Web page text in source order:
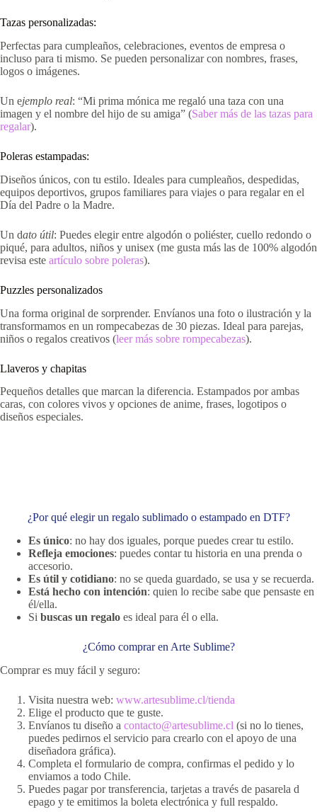
Tazas personalizadas:
Perfectas para cumpleaños, celebraciones, eventos de empresa o
incluso para ti mismo. Se pueden personalizar con nombres, frases,
logos o imágenes.
Un ejemplo real: “Mi prima mónica me regaló una taza con una
imagen y el nombre del hijo de su amiga” (Saber más de las tazas para
regalar).
Poleras estampadas:
Diseños únicos, con tu estilo. Ideales para cumpleaños, despedidas,
equipos deportivos, grupos familiares para viajes o para regalar en el
Día del Padre o la Madre.
Un dato útil: Puedes elegir entre algodón o poliéster, cuello redondo o
piqué, para adultos, niños y unisex (me gusta más las de 100% algodón
revisa este artículo sobre poleras).
Puzzles personalizados
Una forma original de sorprender. Envíanos una foto o ilustración y la
transformamos en un rompecabezas de 30 piezas. Ideal para parejas,
niños o regalos creativos (leer más sobre rompecabezas).
Llaveros y chapitas
Pequeños detalles que marcan la diferencia. Estampados por ambas
caras, con colores vivos y opciones de anime, frases, logotipos o
diseños especiales.
¿Por qué elegir un regalo sublimado o estampado en DTF?
Es único: no hay dos iguales, porque puedes crear tu estilo.
Refleja emociones: puedes contar tu historia en una prenda o
accesorio.
Es útil y cotidiano: no se queda guardado, se usa y se recuerda.
Está hecho con intención: quien lo recibe sabe que pensaste en
él/ella.
Si buscas un regalo es ideal para él o ella.
¿Cómo comprar en Arte Sublime?
Comprar es muy fácil y seguro:
Visita nuestra web: www.artesublime.cl/tienda
Elige el producto que te guste.
Envíanos tu diseño a contacto@artesublime.cl (si no lo tienes,
puedes pedirnos el servicio para crearlo con el apoyo de una
diseñadora gráfica).
Completa el formulario de compra, confirmas el pedido y lo
enviamos a todo Chile.
Puedes pagar por transferencia, tarjetas a través de pasarela d
epago y te emitimos la boleta electrónica y full respaldo.